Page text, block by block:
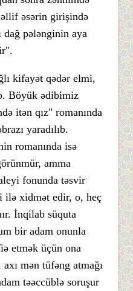
əsərin girişində
dağ pələnginin aya
kifayət qədər elmi,
Böyük ədibimiz
itən qız" romanında
yaradılıb.
romanında isə
amma
fonunda təsvir
ilə xidmət edir, o, heç
İnqilab süquta
bir adam onunla
etmək üçün ona
mən tüfəng atmağı
təəccüblə soruşur